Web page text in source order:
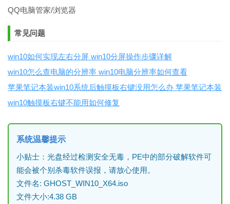
QQ电脑管家/浏览器
常见问题
win10如何实现左右分屏 win10分屏操作步骤详解
win10怎么查电脑的分辨率 win10电脑分辨率如何查看
苹果笔记本装win10系统后触摸板右键没用怎么办 苹果笔记本装
win10触摸板右键不能用如何修复
系统温馨提示
小贴士：光盘经过检测安全无毒，PE中的部分破解软件可
能会被个别杀毒软件误报，请放心使用。
文件名: GHOST_WIN10_X64.iso
文件大小:4.38 GB